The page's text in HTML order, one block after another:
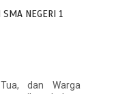
SMA NEGERI 1
dan Warga